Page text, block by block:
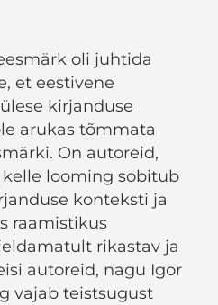
oli juhtida
et eestivene
kirjanduse
arukas tõmmata
On autoreid,
looming sobitub
konteksti ja
raamistikus
rikastav ja
autoreid, nagu Igor
vajab teistsugust